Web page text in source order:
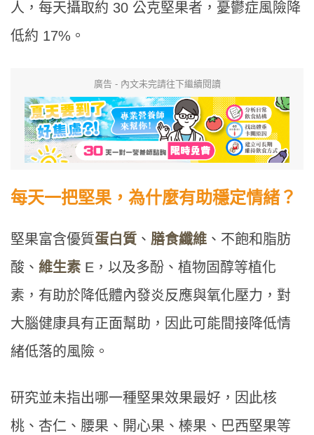
人，每天攝取約 30 公克堅果者，憂鬱症風險降
低約 17%。
廣告 - 內文未完請往下繼續閱讀
每天一把堅果，為什麼有助穩定情緒？
堅果富含優質蛋白質 、 膳食纖維 、不飽和脂肪
酸、 維生素 E，以及多酚、植物固醇等植化
素，有助於降低體內發炎反應與氧化壓力，對
大腦健康具有正面幫助，因此可能間接降低情
緒低落的風險。
研究並未指出哪一種堅果效果最好，因此核
桃、杏仁、腰果、開心果、榛果、巴西堅果等